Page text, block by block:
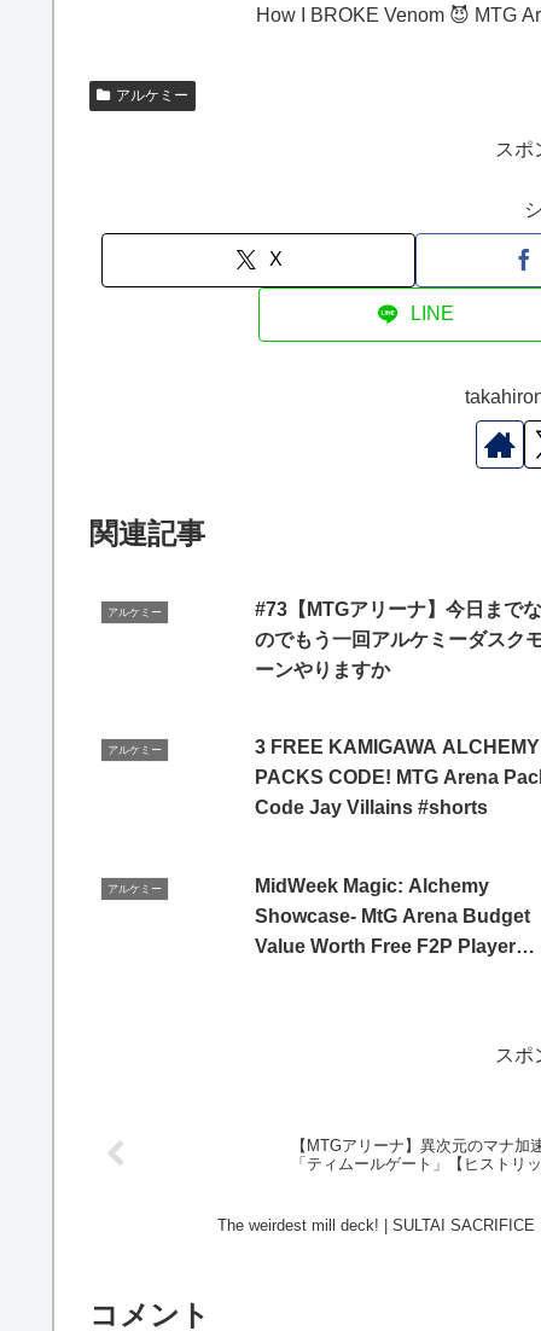
How I BROKE Venom 😈 MTG
アルケミー
スポ
X
LINE
関連記事
アルケミー
#73【MTGアリーナ】今日までな
のでもう一回アルケミーダスク
ーンやりますか
アルケミー
3 FREE KAMIGAWA ALCHEMY
PACKS CODE! MTG Arena
Code Jay Villains #shorts
アルケミー
MidWeek Magic: Alchemy
Showcase- MtG Arena Budget
Value Worth Free F2P Player
スポ
【MTGアリーナ】異次元のマナ
「ティムールゲート」【ヒストリ
The weirdest mill deck! | SULTAI
コメント